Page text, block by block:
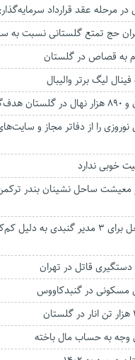
در مرحله عقد قرارداد
به قصاص در گلستان
لیگ برتر والیبال
را از دفاتر مجاز و
خوبی ندارد
ساحل نشینان بندر
تشکیل پرونده ترک‌فعل برای ۳ مدیر
قاتل در تهران
مسکونی در گنبدکاووس